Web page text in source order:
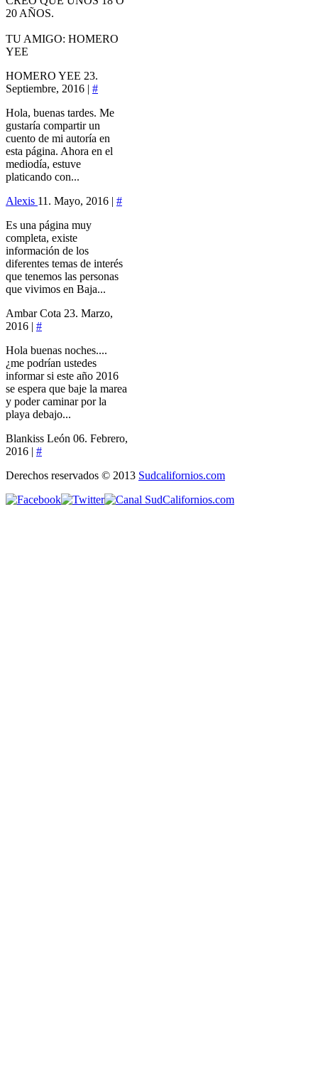
20 AÑOS.
TU AMIGO: HOMERO
YEE
HOMERO YEE 23.
Septiembre, 2016 | #
Hola, buenas tardes. Me
gustaría compartir un
cuento de mi autoría en
esta página. Ahora en el
mediodía, estuve
platicando con...
Alexis 11. Mayo, 2016 | #
Es una página muy
completa, existe
información de los
diferentes temas de interés
que tenemos las personas
que vivimos en Baja...
Ambar Cota 23. Marzo,
2016 | #
Hola buenas noches....
¿me podrían ustedes
informar si este año 2016
se espera que baje la marea
y poder caminar por la
playa debajo...
Blankiss León 06. Febrero,
2016 | #
Derechos reservados © 2013 Sudcalifornios.com